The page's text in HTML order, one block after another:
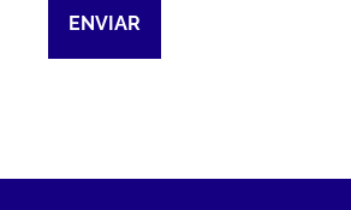
ENVIAR